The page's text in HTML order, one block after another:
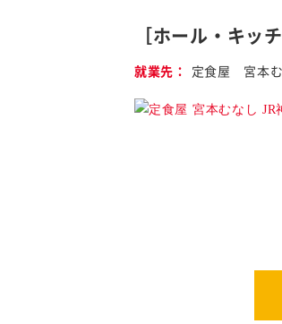
［ホール・キ
就業先 定食屋 宮本